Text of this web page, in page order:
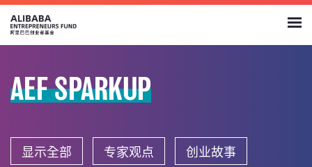
AEF SPARKUP
显示全部 专家观点 创业故事